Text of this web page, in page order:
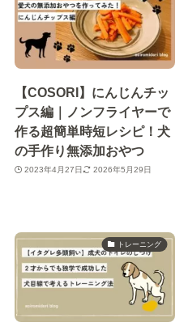
【COSORI】にんじんチッ
プス編｜ノンフライヤーで
作る超簡単時短レシピ！犬
の手作り無添加おやつ
2023年4月27日 2026年5月29日
トレーニング